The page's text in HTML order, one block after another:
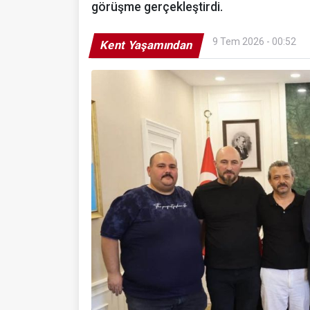
görüşme gerçekleştirdi.
Kent Yaşamından 9 Tem 2026 - 00:52